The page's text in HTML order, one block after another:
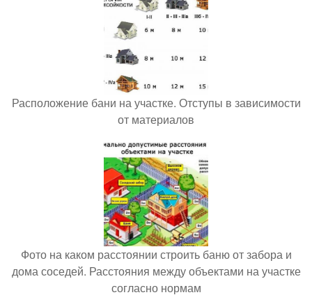
Расположение бани на участке. Отступы в зависимости
от материалов
Фото на каком расстоянии строить баню от забора и
дома соседей. Расстояния между объектами на участке
согласно нормам